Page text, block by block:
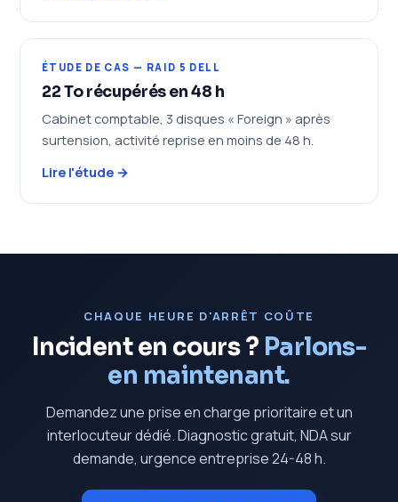
ÉTUDE DE CAS — RAID 5 DELL
22 To récupérés en 48 h
Cabinet comptable, 3 disques « Foreign » après
surtension, activité reprise en moins de 48 h.
Lire l'étude →
CHAQUE HEURE D'ARRÊT COÛTE
Incident en cours ? Parlons-
en maintenant.
Demandez une prise en charge prioritaire et un
interlocuteur dédié. Diagnostic gratuit, NDA sur
demande, urgence entreprise 24-48 h.